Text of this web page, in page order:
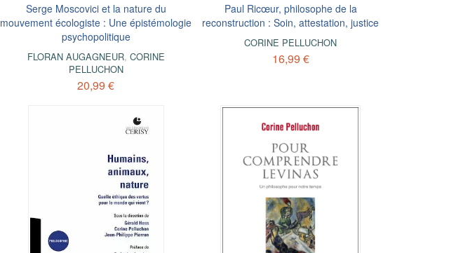
Serge Moscovici et la nature du
mouvement écologiste : Une épistémologie
psychopolitique
FLORAN AUGAGNEUR, CORINE
PELLUCHON
20,99 €
Paul Ricœur, philosophe de la
reconstruction : Soin, attestation, justice
CORINE PELLUCHON
16,99 €